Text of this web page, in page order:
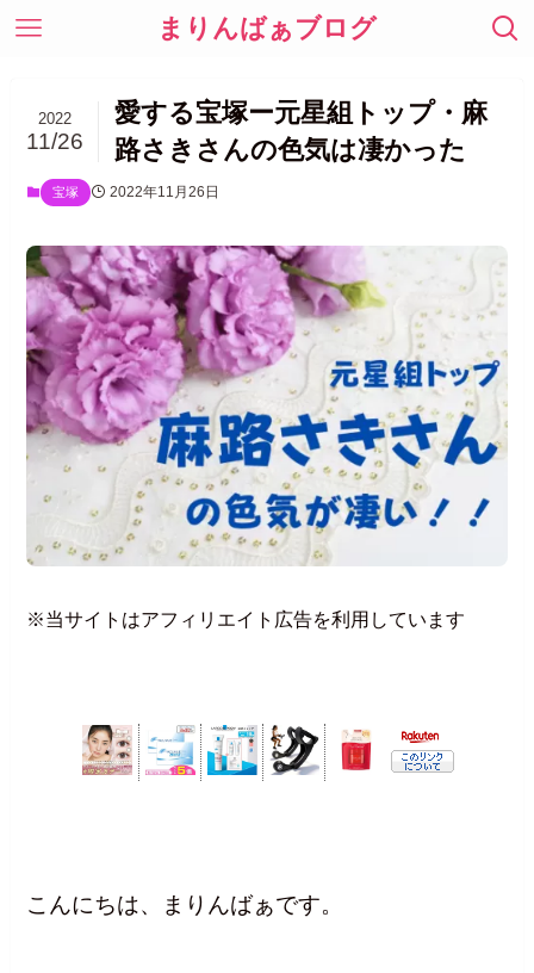
まりんばぁブログ
愛する宝塚ー元星組トップ・麻
路さきさんの色気は凄かった
2022
11/26
宝塚 2022年11月26日
※当サイトはアフィリエイト広告を利用しています
こんにちは、まりんばぁです。